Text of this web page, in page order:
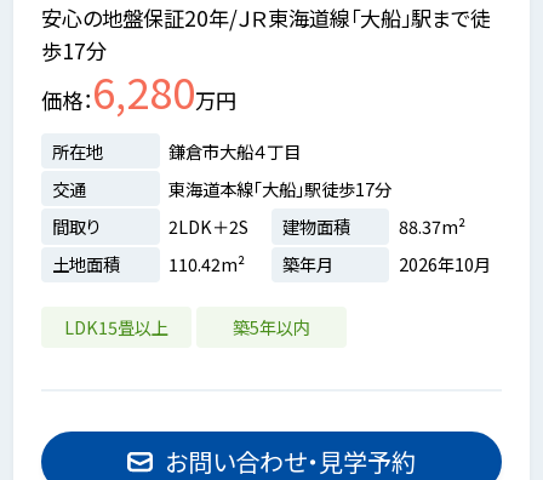
安心の地盤保証20年/ＪＲ東海道線「大船」駅まで徒
歩17分
価格 6,280万円
所在地
鎌倉市大船４丁目
交通
東海道本線「大船」駅徒歩17分
間取り
2LDK＋2S 建物面積
88.37m²
土地面積
110.42m² 築年月 2026年10月
LDK15畳以上 築5年以内
お問い合わせ・見学予約